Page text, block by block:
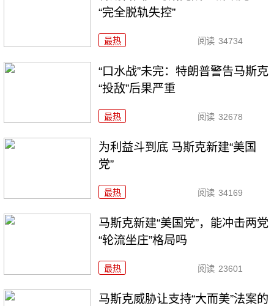
“完全脱轨失控”
最热 阅读 34734
“口水战”未完：特朗普警告马斯克
“投敌”后果严重
最热 阅读 32678
为利益斗到底 马斯克新建“美国
党”
最热 阅读 34169
马斯克新建“美国党”，能冲击两党
“轮流坐庄”格局吗
最热 阅读 23601
马斯克威胁让支持“大而美”法案的